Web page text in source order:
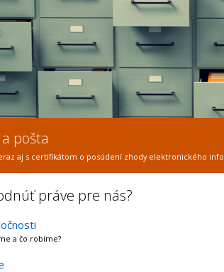
dokumentov
zmlúv, faktúr a objednávok na Vašej
práve pre nás?
a čo robíme?